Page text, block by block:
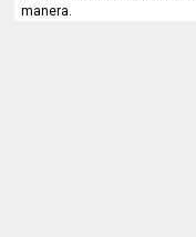
manera.